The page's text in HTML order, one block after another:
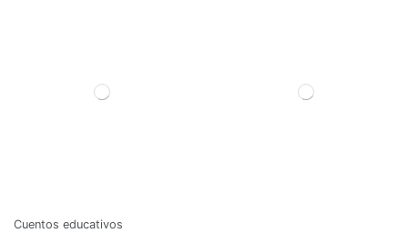
Cuentos educativos